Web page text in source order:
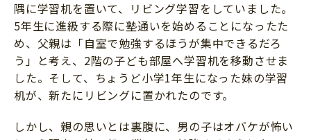
隅に学習机を置いて、リビング学習をしていました。
5年生に進級する際に塾通いを始めることになったた
め、父親は「自室で勉強するほうが集中できるだろ
う」と考え、2階の子ども部屋へ学習机を移動させま
した。そして、ちょうど小学1年生になった妹の学習
机が、新たにリビングに置かれたのです。
しかし、親の思いとは裏腹に、男の子はオバケが怖い